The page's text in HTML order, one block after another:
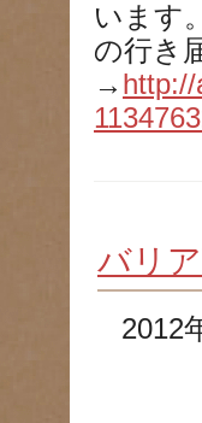
います
の行き
→
バリ
2012